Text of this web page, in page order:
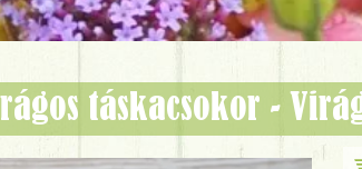
táskacsokor -